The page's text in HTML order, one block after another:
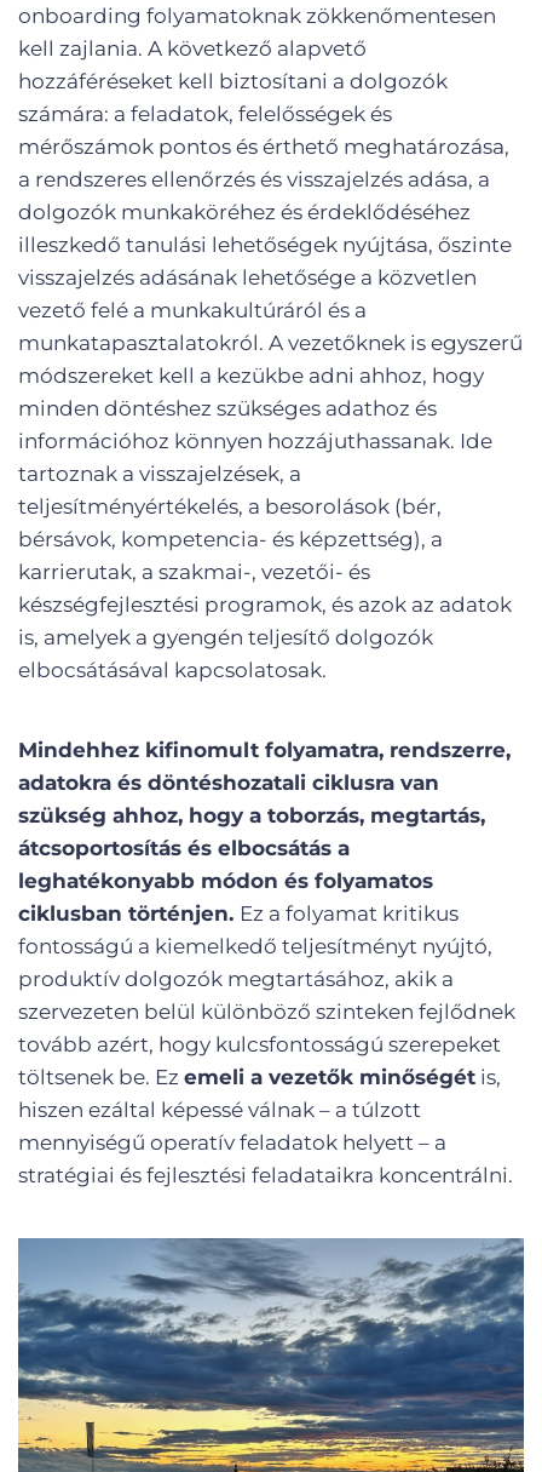
onboarding folyamatoknak zökkenőmentesen
kell zajlania. A következő alapvető
hozzáféréseket kell biztosítani a dolgozók
számára: a feladatok, felelősségek és
mérőszámok pontos és érthető meghatározása,
a rendszeres ellenőrzés és visszajelzés adása, a
dolgozók munkaköréhez és érdeklődéséhez
illeszkedő tanulási lehetőségek nyújtása, őszinte
visszajelzés adásának lehetősége a közvetlen
vezető felé a munkakultúráról és a
munkatapasztalatokról. A vezetőknek is egyszerű
módszereket kell a kezükbe adni ahhoz, hogy
minden döntéshez szükséges adathoz és
információhoz könnyen hozzájuthassanak. Ide
tartoznak a visszajelzések, a
teljesítményértékelés, a besorolások (bér,
bérsávok, kompetencia- és képzettség), a
karrierutak, a szakmai-, vezetői- és
készségfejlesztési programok, és azok az adatok
is, amelyek a gyengén teljesítő dolgozók
elbocsátásával kapcsolatosak.
Mindehhez kifinomult folyamatra, rendszerre,
adatokra és döntéshozatali ciklusra van
szükség ahhoz, hogy a toborzás, megtartás,
átcsoportosítás és elbocsátás a
leghatékonyabb módon és folyamatos
ciklusban történjen. Ez a folyamat kritikus
fontosságú a kiemelkedő teljesítményt nyújtó,
produktív dolgozók megtartásához, akik a
szervezeten belül különböző szinteken fejlődnek
tovább azért, hogy kulcsfontosságú szerepeket
töltsenek be. Ez emeli a vezetők minőségét is,
hiszen ezáltal képessé válnak – a túlzott
mennyiségű operatív feladatok helyett – a
stratégiai és fejlesztési feladataikra koncentrálni.